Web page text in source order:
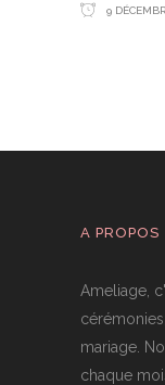
9
A PROPOS
Ameliage,
mariage.
chaque